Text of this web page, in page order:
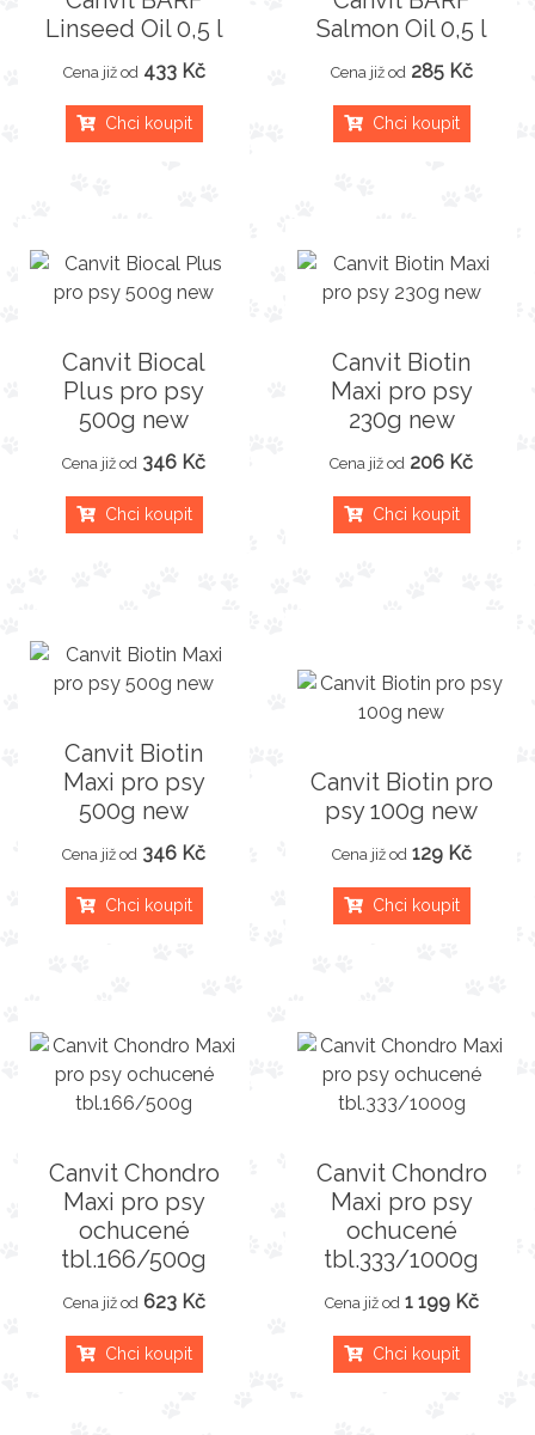
Linseed Oil 0,5 l
Cena již od 433 Kč
Chci koupit
Salmon Oil 0,5 l
Cena již od 285 Kč
Chci koupit
Canvit Biocal
Plus pro psy
500g new
Cena již od 346 Kč
Chci koupit
Canvit Biotin
Maxi pro psy
230g new
Cena již od 206 Kč
Chci koupit
Canvit Biotin
Maxi pro psy
500g new
Cena již od 346 Kč
Chci koupit
Canvit Biotin pro
psy 100g new
Cena již od 129 Kč
Chci koupit
Canvit Chondro
Maxi pro psy
ochucené
tbl.166/500g
Cena již od 623 Kč
Chci koupit
Canvit Chondro
Maxi pro psy
ochucené
tbl.333/1000g
Cena již od 1 199 Kč
Chci koupit